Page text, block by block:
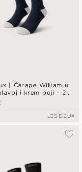
| Čarape William u
i krem boji – 2
LES DEUX